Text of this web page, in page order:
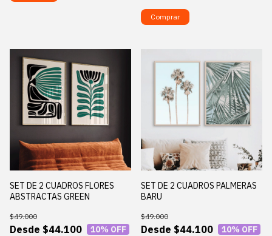
Comprar
SET DE 2 CUADROS FLORES
ABSTRACTAS GREEN
$44.100
$49.000
10% OFF
SET DE 2 CUADROS PALMERAS
BARU
$44.100
$49.000
10% OFF